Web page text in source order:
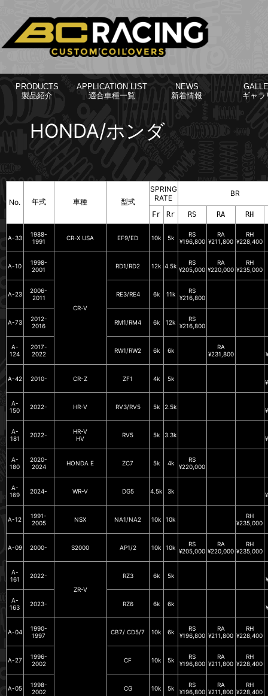
PRODUCTS
製品紹介
APPLICATION LIST
適合車種一覧
NEWS
新着情報
ギャラ
HONDA/ホンダ
No. 年式 車種 型式
SPRING
RATE
BR
Fr Rr RS RA RH
A-33
1988-
1991
CR-X USA EF9/ED 10k 5k
RS
¥196,800
RA
¥211,800
RH
¥228,400
A-10
1998-
2001
CR-V
RD1/RD2 12k 4.5k
RS
¥205,000
RA
¥220,000
RH
¥235,000
A-23
2006-
2011
RE3/RE4 6k 11k
RS
¥216,800
A-73
2012-
2016
RM1/RM4 6k 12k
RS
¥216,800
A-
124
2017-
2022
RW1/RW2 6k 6k
RA
¥231,800
A-42 2010- CR-Z ZF1 4k 5k
A-
150
2022- HR-V RV3/RV5 5k 2.5k
A-
181
2022-
HR-V
HV
RV5 5k 3.3k
A-
180
2020-
2024
HONDA E ZC7 5k 4k
RS
¥220,000
A-
169
2024- WR-V DG5 4.5k 3k
A-12
1991-
2005
NSX NA1/NA2 10k 10k
RH
¥235,000
A-09 2000- S2000 AP1/2 10k 10k
RS
¥205,000
RA
¥220,000
RH
¥235,000
A-
161
2022-
ZR-V
RZ3 6k 5k
A-
163
2023- RZ6 6k 6k
A-04
1990-
1997
CB7/ CD5/7 10k 6k
RS
¥196,800
RA
¥211,800
RH
¥228,400
A-27
1996-
2002
CF 10k 5k
RS
¥196,800
RA
¥211,800
RH
¥228,400
A-05
1998-
2002
CG 10k 5k
RS
¥196,800
RA
¥211,800
RH
¥228,400